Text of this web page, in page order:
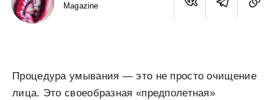
Magazine
Процедура умывания — это не просто очищение
лица. Это своеобразная «предполетная»